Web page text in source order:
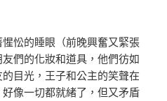
忪的睡眼（前晚興奮又緊張
們的化妝和道具，他們彷如
目光，王子和公主的笑聲在
像一切都就緒了，但又矛盾